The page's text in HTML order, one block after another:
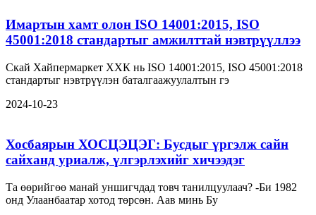
Имартын хамт олон ISO 14001:2015, ISO
45001:2018 стандартыг амжилттай нэвтрүүллээ
Скай Хайпермаркет ХХК нь ISO 14001:2015, ISO 45001:2018
стандартыг нэвтрүүлэн баталгаажуулалтын гэ
2024-10-23
Хосбаярын ХОСЦЭЦЭГ: Бусдыг үргэлж сайн
сайханд уриалж, үлгэрлэхийг хичээдэг
Та өөрийгөө манай уншигчдад товч танилцуулаач? -Би 1982
онд Улаанбаатар хотод төрсөн. Аав минь Бу